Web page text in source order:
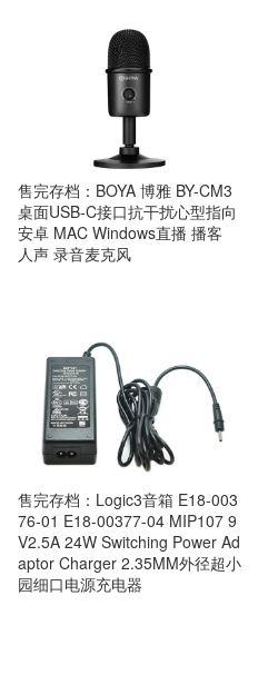
售完存档：BOYA 博雅 BY-CM3
桌面USB-C接口抗干扰心型指向
安卓 MAC Windows直播 播客
人声 录音麦克风
售完存档：Logic3音箱 E18-003
76-01 E18-00377-04 MIP107 9
V2.5A 24W Switching Power Ad
aptor Charger 2.35MM外径超小
园细口电源充电器